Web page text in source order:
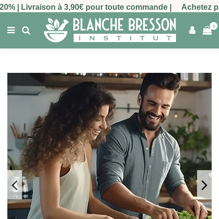
| Livraison à 3,90€ pour toute commande | Achetez
0